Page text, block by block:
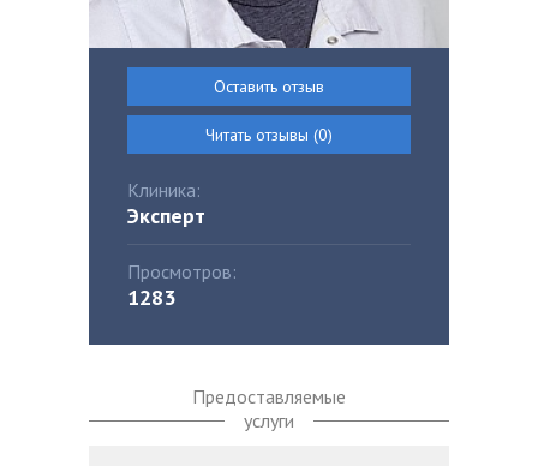
Оставить отзыв
Читать отзывы (0)
Клиника:
Эксперт
Просмотров:
1283
Предоставляемые
услуги